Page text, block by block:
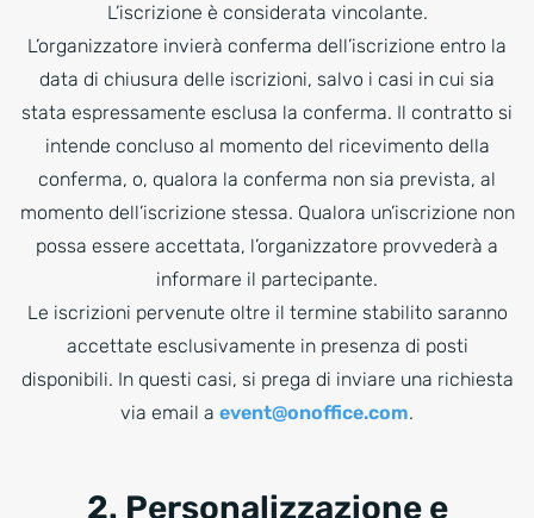
L’iscrizione è considerata vincolante.
L’organizzatore invierà conferma dell’iscrizione entro la
data di chiusura delle iscrizioni, salvo i casi in cui sia
stata espressamente esclusa la conferma. Il contratto si
intende concluso al momento del ricevimento della
conferma, o, qualora la conferma non sia prevista, al
momento dell’iscrizione stessa. Qualora un’iscrizione non
possa essere accettata, l’organizzatore provvederà a
informare il partecipante.
Le iscrizioni pervenute oltre il termine stabilito saranno
accettate esclusivamente in presenza di posti
disponibili. In questi casi, si prega di inviare una richiesta
via email a event@onoffice.com.
2. Personalizzazione e